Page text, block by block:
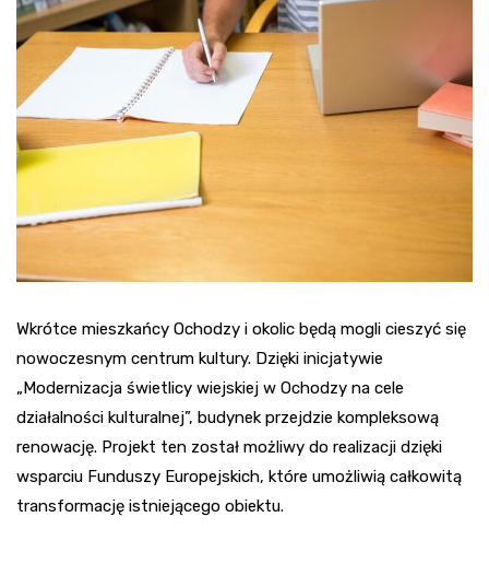
Wkrótce mieszkańcy Ochodzy i okolic będą mogli cieszyć się
nowoczesnym centrum kultury. Dzięki inicjatywie
„Modernizacja świetlicy wiejskiej w Ochodzy na cele
działalności kulturalnej”, budynek przejdzie kompleksową
renowację. Projekt ten został możliwy do realizacji dzięki
wsparciu Funduszy Europejskich, które umożliwią całkowitą
transformację istniejącego obiektu.